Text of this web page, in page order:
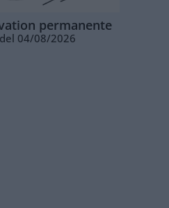
permanente
04/08/2026